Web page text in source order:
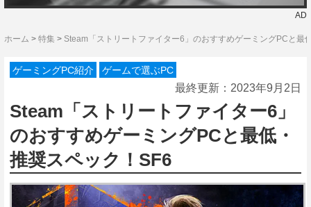
AD
ホーム > 特集 > Steam「ストリートファイター6」のおすすめゲーミングPCと最
ゲーミングPC紹介 ゲームで選ぶPC
最終更新： 2023年9月2日
Steam「ストリートファイター6」
のおすすめゲーミングPCと最低・
推奨スペック！SF6